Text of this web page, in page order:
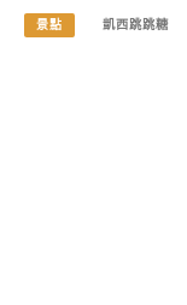
景點 凱西跳跳糖